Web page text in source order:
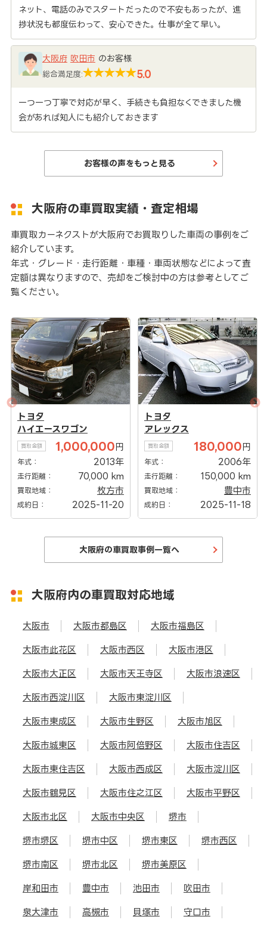
ネット、電話のみでスタートだったので不安もあったが、進
捗状況も都度伝わって、安心できた。仕事が全て早い。
大阪府 吹田市 のお客様
総合満足度: 5.0
一つ一つ丁寧で対応が早く、手続きも負担なくできました機
会があれば知人にも紹介しておきます
お客様の声をもっと見る
大阪府の車買取実績・査定相場
車買取カーネクストが大阪府でお買取りした車両の事例をご
紹介しています。
年式・グレード・走行距離・車種・車両状態などによって査
定額は異なりますので、売却をご検討中の方は参考としてご
覧ください。
トヨタ
ハイエースワゴン
買取金額 1,000,000 円
年式： 2013年
走行距離： 70,000 km
買取地域： 枚方市
成約日： 2025-11-20
トヨタ
アレックス
買取金額 180,000 円
年式： 2006年
走行距離： 150,000 km
買取地域： 豊中市
成約日： 2025-11-18
大阪府の車買取事例一覧へ
大阪府内の車買取対応地域
大阪市 大阪市都島区 大阪市福島区
大阪市此花区 大阪市西区 大阪市港区
大阪市大正区 大阪市天王寺区 大阪市浪速区
大阪市西淀川区 大阪市東淀川区
大阪市東成区 大阪市生野区 大阪市旭区
大阪市城東区 大阪市阿倍野区 大阪市住吉区
大阪市東住吉区 大阪市西成区 大阪市淀川区
大阪市鶴見区 大阪市住之江区 大阪市平野区
大阪市北区 大阪市中央区 堺市
堺市堺区 堺市中区 堺市東区 堺市西区
堺市南区 堺市北区 堺市美原区
岸和田市 豊中市 池田市 吹田市
泉大津市 高槻市 貝塚市 守口市